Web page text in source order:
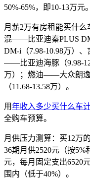
50%-65%，即10-13万元。
月薪2万有房租能买什
混——比亚迪秦PLUS
DM-i（7.98-10.98万）
——比亚迪海豚（9.98-
万）；燃油——大众朗逸
（11.68-13.58万）。
用年收入多少买什么车
全购车预算。
月供压力测算：买12万
36期月供2520元（按5%
元，每月固定支出6520
围内（低于40%）。